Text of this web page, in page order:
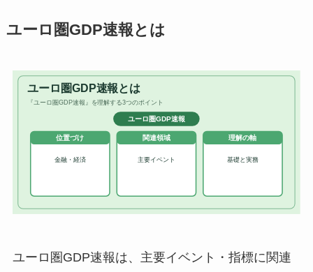
ユーロ圏GDP速報とは
ユーロ圏GDP速報は、主要イベント・指標に関連